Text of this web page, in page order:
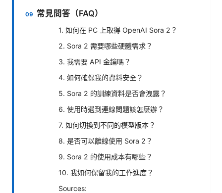
常見問答（FAQ）
1. 如何在 PC 上取得 OpenAI Sora 2？
2. Sora 2 需要哪些硬體需求？
3. 我需要 API 金鑰嗎？
4. 如何確保我的資料安全？
5. Sora 2 的訓練資料是否會洩露？
6. 使用時遇到連線問題該怎麼辦？
7. 如何切換到不同的模型版本？
8. 是否可以離線使用 Sora 2？
9. Sora 2 的使用成本有哪些？
10. 我如何保留我的工作進度？
Sources: